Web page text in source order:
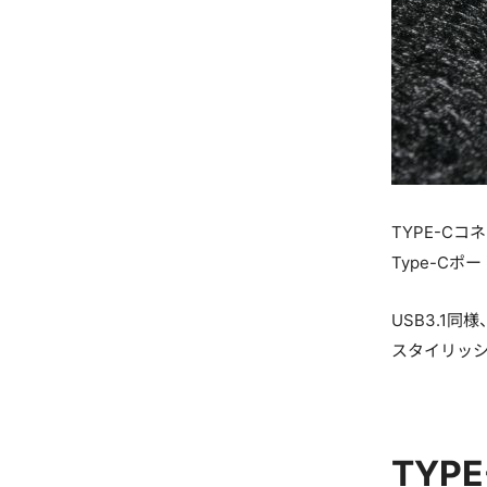
TYPE-Cコ
Type-Cポー
USB3.1同様
スタイリッ